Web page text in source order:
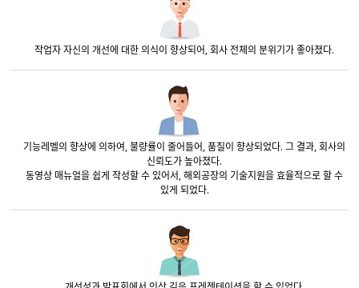
작업자 자신의 개선에 대한 의식이 향상되어, 회사 전체의 분위기가 좋아졌다.
기능레벨의 향상에 의하여, 불량률이 줄어들어, 품질이 향상되었다. 그 결과, 회사의
신뢰도가 높아졌다.
동영상 매뉴얼을 쉽게 작성할 수 있어서, 해외공장의 기술지원을 효율적으로 할 수
있게 되었다.